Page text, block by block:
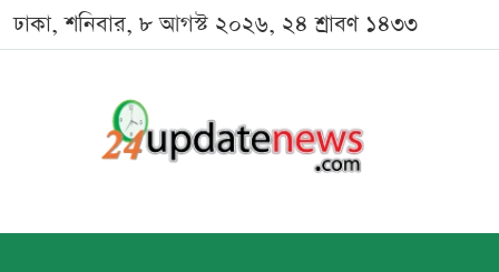
ঢাকা, শনিবার, ৮ আগস্ট ২০২৬, ২৪ শ্রাবণ ১৪৩৩